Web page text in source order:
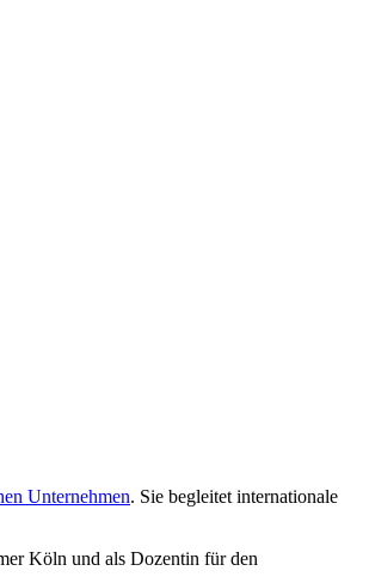
Unternehmen. Sie begleitet internationale
Köln und als Dozentin für den